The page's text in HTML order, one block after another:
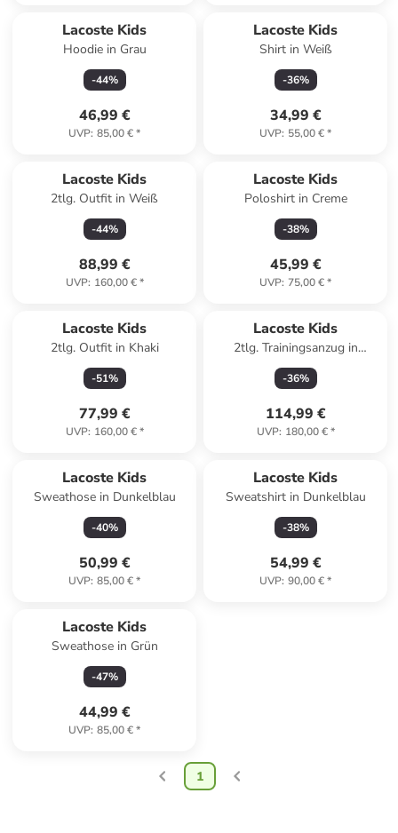
Lacoste Kids
Hoodie in Grau
-44%
46,99 €
UVP: 85,00 €*
Lacoste Kids
Shirt in Weiß
-36%
34,99 €
UVP: 55,00 €*
Lacoste Kids
2tlg. Outfit in Weiß
-44%
88,99 €
UVP: 160,00 €*
Lacoste Kids
Poloshirt in Creme
-38%
45,99 €
UVP: 75,00 €*
Lacoste Kids
2tlg. Outfit in Khaki
-51%
77,99 €
UVP: 160,00 €*
Lacoste Kids
2tlg. Trainingsanzug in
Dunkelblau
-36%
114,99 €
UVP: 180,00 €*
Lacoste Kids
Sweathose in Dunkelblau
-40%
50,99 €
UVP: 85,00 €*
Lacoste Kids
Sweatshirt in Dunkelblau
-38%
54,99 €
UVP: 90,00 €*
Lacoste Kids
Sweathose in Grün
-47%
44,99 €
UVP: 85,00 €*
1